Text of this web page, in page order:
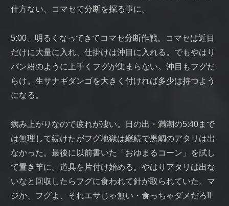
仕方ない、コマセで分断を探る事に。
5:00、明るくなってきてコマセ分断作戦。コマセは近目
だけに大量に入れ、仕掛けは沖目に入れる。でもやはり
パン粉のように上手くフグが集まらない。沖目もフグだ
らけ。生サナギダンゴを大きく付ければ多少は持つよう
になる。
病み上がりなので疲れが凄い。日の出・満潮の5:40まで
は無理して続けたがフグ地獄は継続で黒鯛のアタリは出
なかった。最後に以前書いた「おゆまるコーン」を試し
て置き竿に。道具を片付け始める。やはりアタリは出な
いなと回収したらフグに食われて針が取られていた。マ
ジか、フグよ、それエサじゃ無い・食っちゃダメだろ!!